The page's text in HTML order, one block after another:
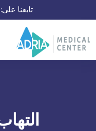
تابعنا على: